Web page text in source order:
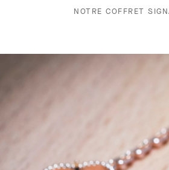
NOTRE COFFRET